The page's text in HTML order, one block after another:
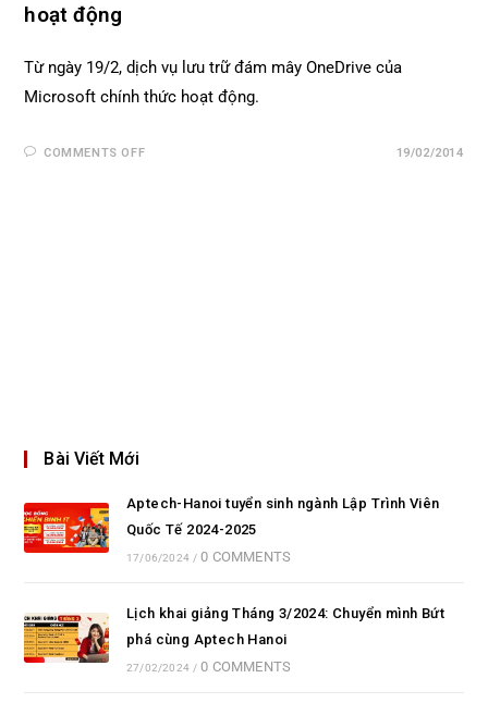
hoạt động
Từ ngày 19/2, dịch vụ lưu trữ đám mây OneDrive của
Microsoft chính thức hoạt động.
COMMENTS OFF 19/02/2014
Bài Viết Mới
Aptech-Hanoi tuyển sinh ngành Lập Trình Viên
Quốc Tế 2024-2025
17/06/2024 / 0 COMMENTS
Lịch khai giảng Tháng 3/2024: Chuyển mình Bứt
phá cùng Aptech Hanoi
27/02/2024 / 0 COMMENTS